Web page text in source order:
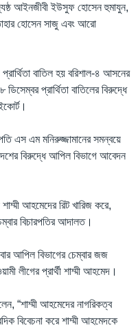
আইনজীবী ইউসুফ হোসেন হুমাযুন,
হোসেন সাজু এবং আরো
বাতিল হয় বরিশাল-৪ আসনের
প্রার্থিতা বাতিলের বিরুদ্ধে
এস এম মনিরুজ্জামানের সমন্বয়ে
বিরুদ্ধে আপিল বিভাগে আবেদন
আহমেদের রিট খারিজ করে,
বিচারপতির আদালত।
আপিল বিভাগের চেম্বার জজ
লীগের প্রার্থী শাম্মী আহমেদ।
“শাম্মী আহমেদের নাগরিকত্ব
বিবেচনা করে শাম্মী আহমেদকে